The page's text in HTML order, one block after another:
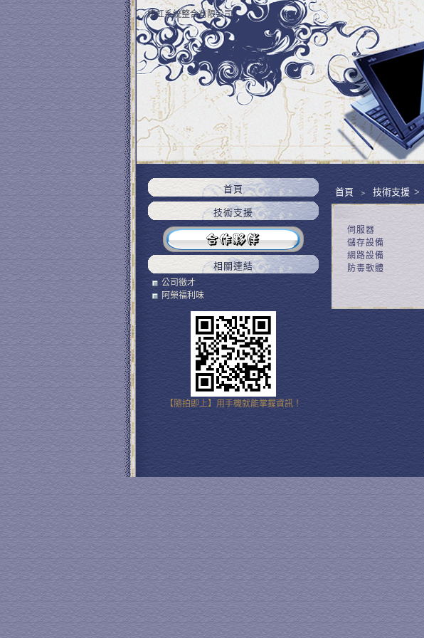
婕虹系統整合有限公司
首頁 ﹥ 技術支援 >
伺服器
儲存設備
網路設備
防毒軟體
首頁
技術支援
相關連結
公司徵才
阿榮福利味
【隨拍即上】用手機就能掌握資訊！